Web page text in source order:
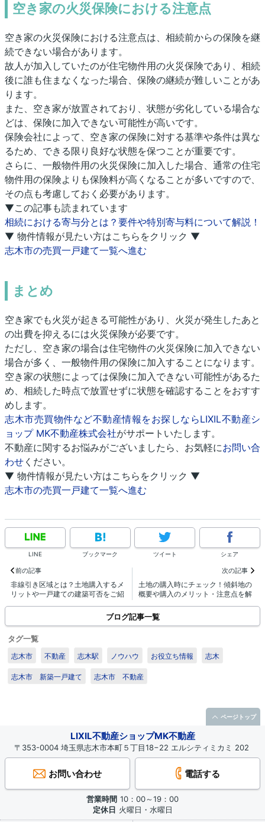
空き家の火災保険における注意点
空き家の火災保険における注意点は、相続前からの保険を継
続できない場合があります。
故人が加入していたのが住宅物件用の火災保険であり、相続
後に誰も住まなくなった場合、保険の継続が難しいことがあ
ります。
また、空き家が放置されており、状態が劣化している場合な
どは、保険に加入できない可能性が高いです。
保険会社によって、空き家の保険に対する基準や条件は異な
るため、できる限り良好な状態を保つことが重要です。
さらに、一般物件用の火災保険に加入した場合、通常の住宅
物件用の保険よりも保険料が高くなることが多いですので、
その点も考慮しておく必要があります。
▼この記事も読まれています
相続における寄与分とは？要件や特別寄与料について解説！
▼ 物件情報が見たい方はこちらをクリック ▼
志木市の売買一戸建て一覧へ進む
まとめ
空き家でも火災が起きる可能性があり、火災が発生したあと
の出費を抑えるには火災保険が必要です。
ただし、空き家の場合は住宅物件の火災保険に加入できない
場合が多く、一般物件用の保険に加入することになります。
空き家の状態によっては保険に加入できない可能性があるた
め、相続した時点で放置せずに状態を確認することをおすす
めします。
志木市売買物件など不動産情報をお探しならLIXIL不動産シ
ョップ MK不動産株式会社がサポートいたします。
不動産に関するお悩みがございましたら、お気軽にお問い合
わせ ください。
▼ 物件情報が見たい方はこちらをクリック ▼
志木市の売買一戸建て一覧へ進む
LINE ブックマーク ツイート シェア
前の記事
非線引き区域とは？土地購入するメ
リットや一戸建ての建築可否をご紹
次の記事
土地の購入時にチェック！傾斜地の
概要や購入のメリット・注意点を解
ブログ記事一覧
タグ一覧
志木市 不動産 志木駅 ノウハウ お役立ち情報 志木
志木市 新築一戸建て 志木市 不動産
LIXIL不動産ショップMK不動産
〒353-0004 埼玉県志木市本町５丁目18−22 エルシティミカミ 202
お問い合わせ 電話する
営業時間 10：00～19：00
定休日 火曜日・水曜日
ページトップ